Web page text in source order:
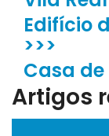
Edifício
>>>
Casa de
Artigos